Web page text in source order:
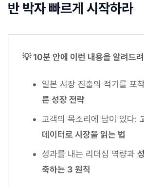
반 박자 빠르게 시작하라
💡 10분 안에 이런 내용을 알려드
일본 시장 진출의 적기를 포
른 성장 전략
고객의 목소리에 답이 있다:
데이터로 시장을 읽는 법
성과를 내는 리더십 역량과
축하는 3 원칙